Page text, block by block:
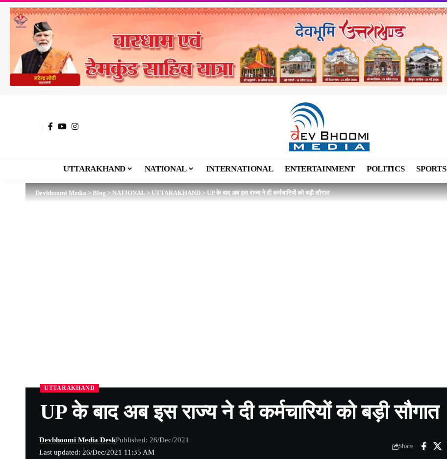
UTTARAKHAND NATIONAL INTERNATIONAL ENTERTAINMENT POLITICS SPORTS
Devbhoomi Media>Blog>NATIONAL>UTTARAKHAND>UP के बाद अब इस राज्य ने दी कर्मचारियों को बड़ी सौगात
UTTARAKHAND
UP के बाद अब इस राज्य ने दी कर्मचारियों को बड़ी सौगात
Last updated: 26/Dec/2021 11:35 AM
Devbhoomi Media DeskPublished: 26/Dec/2021
Share